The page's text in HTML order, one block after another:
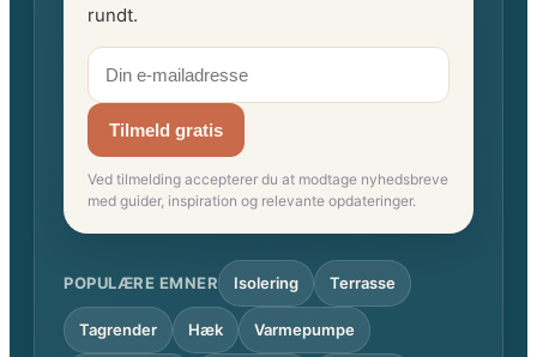
rundt.
Tilmeld gratis
Ved tilmelding accepterer du at modtage nyhedsbreve
med guider, inspiration og relevante opdateringer.
POPULÆRE EMNER Isolering Terrasse
Tagrender Hæk Varmepumpe